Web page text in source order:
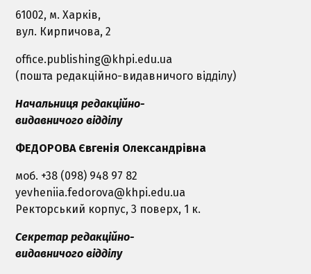
61002, м. Харків,
вул. Кирпичова, 2
office.publishing@khpi.edu.ua
(пошта редакційно-видавничого відділу)
Начальниця редакційно-
видавничого відділу
ФЕДОРОВА Євгенія Олександрівна
моб. +38 (098) 948 97 82
yevheniia.fedorova@khpi.edu.ua
Ректорський корпус, 3 поверх, 1 к.
Секретар редакційно-
видавничого відділу